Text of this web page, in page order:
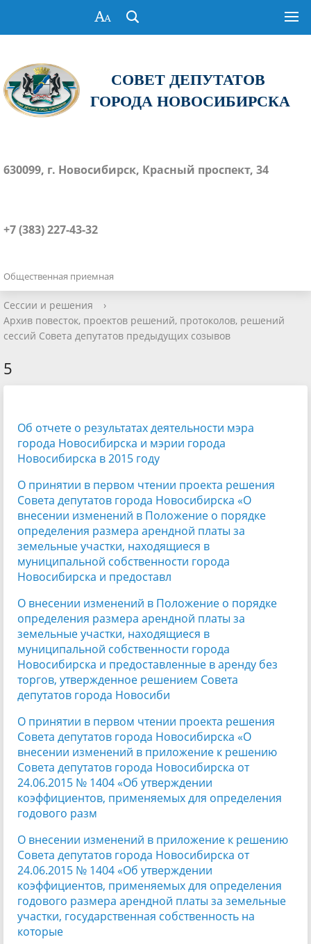
СОВЕТ ДЕПУТАТОВ
ГОРОДА НОВОСИБИРСКА
630099, г. Новосибирск, Красный проспект, 34
+7 (383) 227-43-32
Общественная приемная
Сессии и решения
›
Архив повесток, проектов решений, протоколов, решений
сессий Совета депутатов предыдущих созывов
5
Об отчете о результатах деятельности мэра
города Новосибирска и мэрии города
Новосибирска в 2015 году
О принятии в первом чтении проекта решения
Совета депутатов города Новосибирска «О
внесении изменений в Положение о порядке
определения размера арендной платы за
земельные участки, находящиеся в
муниципальной собственности города
Новосибирска и предоставл
О внесении изменений в Положение о порядке
определения размера арендной платы за
земельные участки, находящиеся в
муниципальной собственности города
Новосибирска и предоставленные в аренду без
торгов, утвержденное решением Совета
депутатов города Новосиби
О принятии в первом чтении проекта решения
Совета депутатов города Новосибирска «О
внесении изменений в приложение к решению
Совета депутатов города Новосибирска от
24.06.2015 № 1404 «Об утверждении
коэффициентов, применяемых для определения
годового разм
О внесении изменений в приложение к решению
Совета депутатов города Новосибирска от
24.06.2015 № 1404 «Об утверждении
коэффициентов, применяемых для определения
годового размера арендной платы за земельные
участки, государственная собственность на
которые